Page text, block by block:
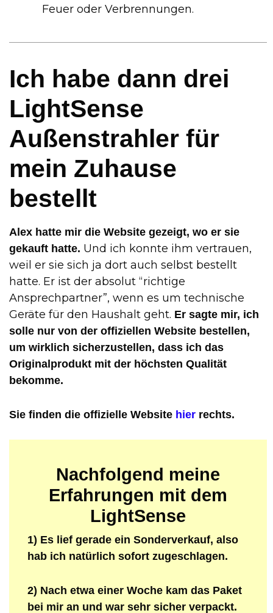
Feuer oder Verbrennungen.
Ich habe dann drei
LightSense
Außenstrahler für
mein Zuhause
bestellt
Alex hatte mir die Website gezeigt, wo er sie
gekauft hatte. Und ich konnte ihm vertrauen,
weil er sie sich ja dort auch selbst bestellt
hatte. Er ist der absolut “richtige
Ansprechpartner”, wenn es um technische
Geräte für den Haushalt geht. Er sagte mir, ich
solle nur von der offiziellen Website bestellen,
um wirklich sicherzustellen, dass ich das
Originalprodukt mit der höchsten Qualität
bekomme.
Sie finden die offizielle Website hier rechts.
Nachfolgend meine
Erfahrungen mit dem
LightSense
1) Es lief gerade ein Sonderverkauf, also
hab ich natürlich sofort zugeschlagen.
2) Nach etwa einer Woche kam das Paket
bei mir an und war sehr sicher verpackt.